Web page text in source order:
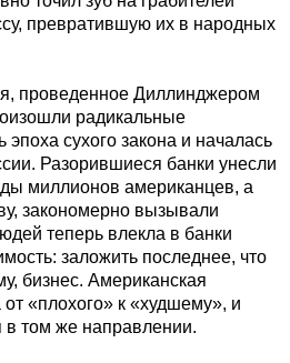
превратившую их в народных
проведенное Диллинджером
радикальные
эпоха сухого закона и началась
Разорившиеся банки унесли
миллионов американцев, а
закономерно вызывали
теперь влекла в банки
заложить последнее, что
бизнес. Американская
«плохого» к «худшему», и
в том же направлении.